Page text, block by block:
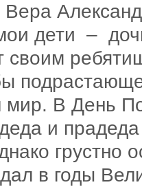
Вера
дети –
своим
мир. В День
и
грустно
в годы